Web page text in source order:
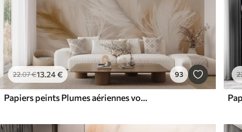
22.07€13 .24€ 93
Papiers peints Plumes aériennes volantes sur fond beige